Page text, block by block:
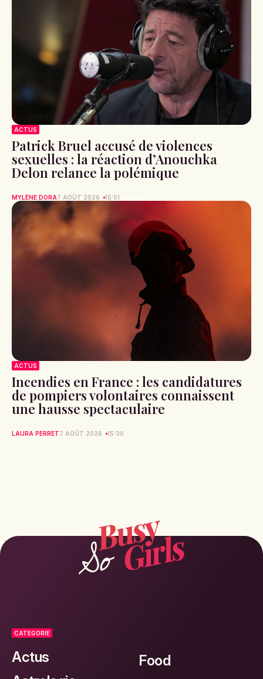
ACTUS
Patrick Bruel accusé de violences
sexuelles : la réaction d’Anouchka
Delon relance la polémique
MYLÈNE DORA7 AOÛT 2026 15:51
ACTUS
Incendies en France : les candidatures
de pompiers volontaires connaissent
une hausse spectaculaire
LAURA PERRET7 AOÛT 2026 15:30
CATEGORIE
Actus
Food